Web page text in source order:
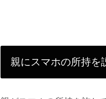
親にスマホの所持を